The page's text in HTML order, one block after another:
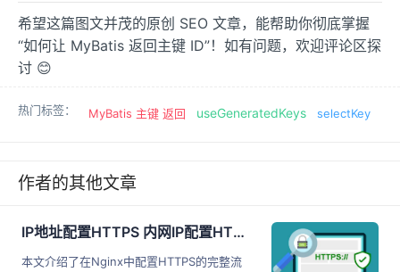
希望这篇图文并茂的原创 SEO 文章，能帮助你彻底掌握
“如何让 MyBatis 返回主键 ID”！如有问题，欢迎评论区探
讨 😊
热门标签： MyBatis 主键 返回 useGeneratedKeys selectKey
作者的其他文章
IP地址配置HTTPS 内网IP配置HTTPS保姆教程
本文介绍了在Nginx中配置HTTPS的完整流